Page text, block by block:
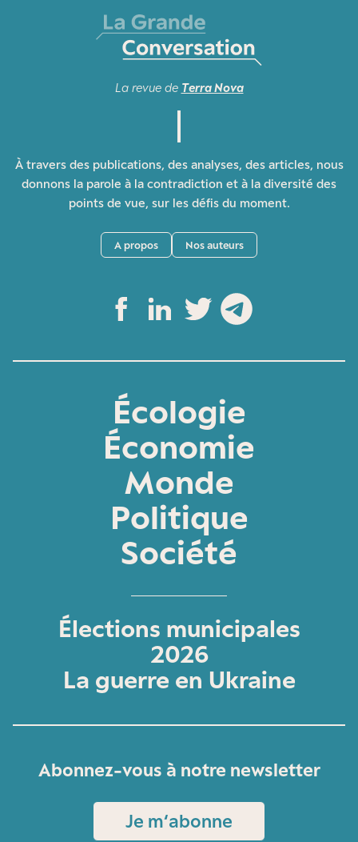
La revue de Terra Nova
À travers des publications, des analyses, des articles, nous
donnons la parole à la contradiction et à la diversité des
points de vue, sur les défis du moment.
A propos Nos auteurs
Écologie
Économie
Monde
Politique
Société
Élections municipales
2026
La guerre en Ukraine
Abonnez-vous à notre newsletter
Je m‘abonne